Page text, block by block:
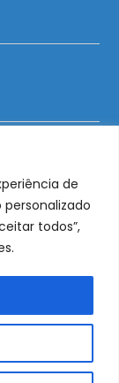
de
todos”,
imigração e
no exterior